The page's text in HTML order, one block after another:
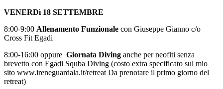
VENERDì 18 SETTEMBRE
8:00-9:00 Allenamento Funzionale con Giuseppe Gianno c/o
Cross Fit Egadi
8:00-16:00 oppure Giornata Diving anche per neofiti senza
brevetto con Egadi Squba Diving (costo extra specificato sul mio
sito www.ireneguardala.it/retreat Da prenotare il primo giorno del
retreat)